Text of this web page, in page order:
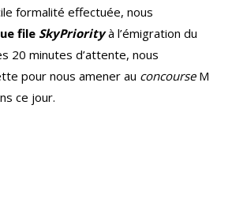
formalité effectuée, nous
file SkyPriorityà l’émigration du
20 minutes d’attente, nous
pour nous amener au concourseM
ce jour.